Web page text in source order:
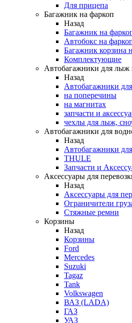
Для прицепа
Багажник на фаркоп
Назад
Багажник на
Автобокс на
Багажник корзина
Комплектующие
Автобагажники для лыж
Назад
Автобагажники
на поперечины
на магнитах
запчасти и
чехлы для лыж,
Автобагажники для
Назад
Автобагажники
THULE
Запчасти и
Аксессуары для
Назад
Аксессуары для
Ограничители
Стяжные ремни
Корзины
Назад
Корзины
Ford
Mercedes
Suzuki
Tagaz
Tank
Volkswagen
ВАЗ (LADA)
ГАЗ
УАЗ